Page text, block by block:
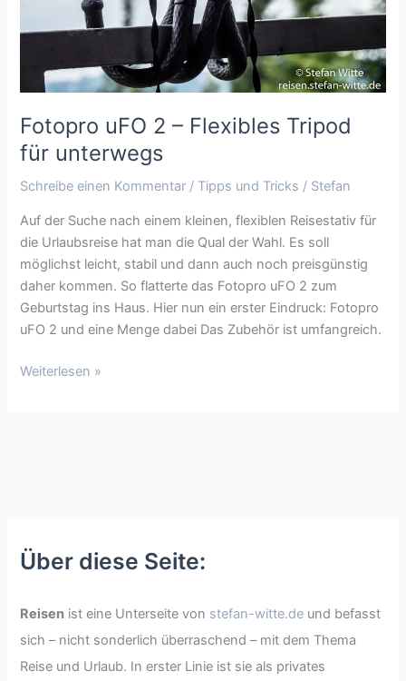
Fotopro uFO 2 – Flexibles Tripod
für unterwegs
Schreibe einen Kommentar / Tipps und Tricks / Stefan
Auf der Suche nach einem kleinen, flexiblen Reisestativ für
die Urlaubsreise hat man die Qual der Wahl. Es soll
möglichst leicht, stabil und dann auch noch preisgünstig
daher kommen. So flatterte das Fotopro uFO 2 zum
Geburtstag ins Haus. Hier nun ein erster Eindruck: Fotopro
uFO 2 und eine Menge dabei Das Zubehör ist umfangreich.
unterwegs
Weiterlesen »
Über diese Seite:
Reisen ist eine Unterseite von stefan-witte.de und befasst
sich – nicht sonderlich überraschend – mit dem Thema
Reise und Urlaub. In erster Linie ist sie als privates